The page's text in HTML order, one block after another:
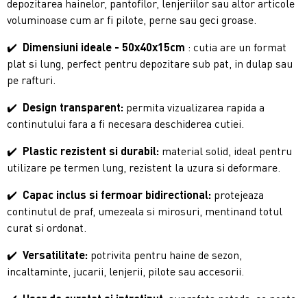
depozitarea hainelor, pantofilor, lenjeriilor sau altor articole
voluminoase cum ar fi pilote, perne sau geci groase.
✔️ Dimensiuni ideale - 50x40x15cm : cutia are un format
plat si lung, perfect pentru depozitare sub pat, in dulap sau
pe rafturi.
✔️ Design transparent: permita vizualizarea rapida a
continutului fara a fi necesara deschiderea cutiei.
✔️ Plastic rezistent si durabil: material solid, ideal pentru
utilizare pe termen lung, rezistent la uzura si deformare.
✔️ Capac inclus si fermoar bidirectional: protejeaza
continutul de praf, umezeala si mirosuri, mentinand totul
curat si ordonat.
✔️ Versatilitate: potrivita pentru haine de sezon,
incaltaminte, jucarii, lenjerii, pilote sau accesorii.